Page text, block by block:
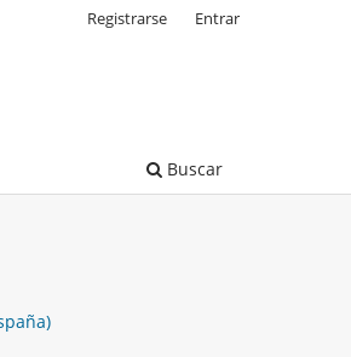
Buscar
Registrarse Entrar